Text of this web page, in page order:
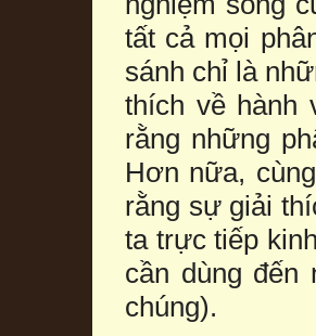
tất cả mọi
sánh chỉ là
thích về hành
rằng những
Hơn nữa,
rằng sự giải
ta trực tiếp
cần dùng đến
chúng).